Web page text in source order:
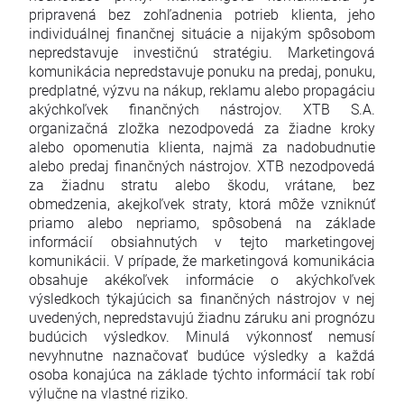
pripravená bez zohľadnenia potrieb klienta, jeho
individuálnej finančnej situácie a nijakým spôsobom
nepredstavuje investičnú stratégiu. Marketingová
komunikácia nepredstavuje ponuku na predaj, ponuku,
predplatné, výzvu na nákup, reklamu alebo propagáciu
akýchkoľvek finančných nástrojov. XTB S.A.
organizačná zložka nezodpovedá za žiadne kroky
alebo opomenutia klienta, najmä za nadobudnutie
alebo predaj finančných nástrojov. XTB nezodpovedá
za žiadnu stratu alebo škodu, vrátane, bez
obmedzenia, akejkoľvek straty, ktorá môže vzniknúť
priamo alebo nepriamo, spôsobená na základe
informácií obsiahnutých v tejto marketingovej
komunikácii. V prípade, že marketingová komunikácia
obsahuje akékoľvek informácie o akýchkoľvek
výsledkoch týkajúcich sa finančných nástrojov v nej
uvedených, nepredstavujú žiadnu záruku ani prognózu
budúcich výsledkov. Minulá výkonnosť nemusí
nevyhnutne naznačovať budúce výsledky a každá
osoba konajúca na základe týchto informácií tak robí
výlučne na vlastné riziko.